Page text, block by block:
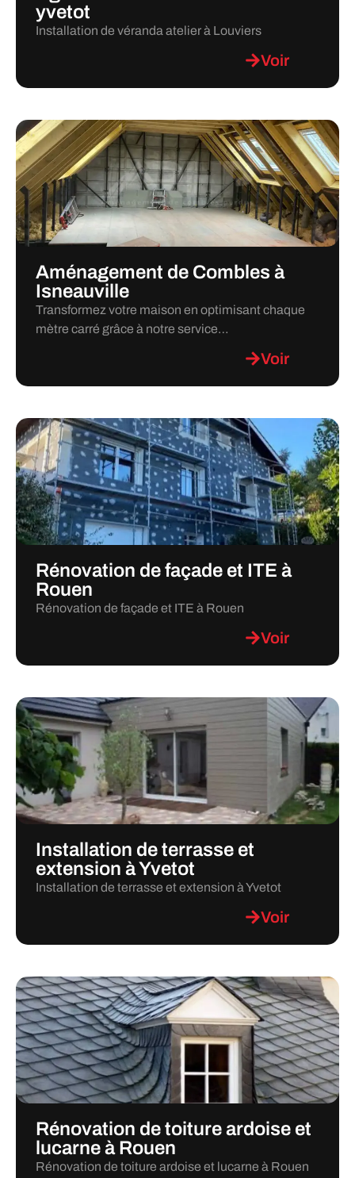
yvetot
Installation de véranda atelier à Louviers
Voir
Aménagement de Combles à
Isneauville
Transformez votre maison en optimisant chaque
mètre carré grâce à notre service…
Voir
Rénovation de façade et ITE à
Rouen
Rénovation de façade et ITE à Rouen
Voir
Installation de terrasse et
extension à Yvetot
Installation de terrasse et extension à Yvetot
Voir
Rénovation de toiture ardoise et
lucarne à Rouen
Rénovation de toiture ardoise et lucarne à Rouen